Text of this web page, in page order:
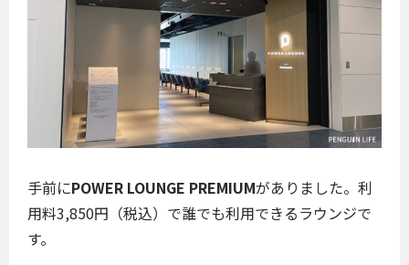
手前にPOWER LOUNGE PREMIUMがありました。利
用料3,850円（税込）で誰でも利用できるラウンジで
す。